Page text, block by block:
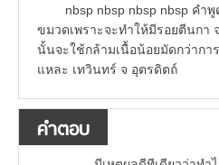
nbsp nbsp nbsp nbsp คำ
ขมวดเพราะจะทำให้มีรอยตีนกา
นั้นจะใช้กล้ามเนื้อน้อยมัดกว่ากา
แหละ เทวินทร์ จ อุตรดิตถ์
คำตอบ